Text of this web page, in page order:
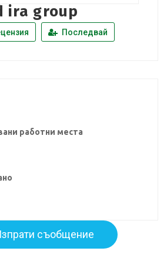
ira group
Последвай
работни места
съобщение